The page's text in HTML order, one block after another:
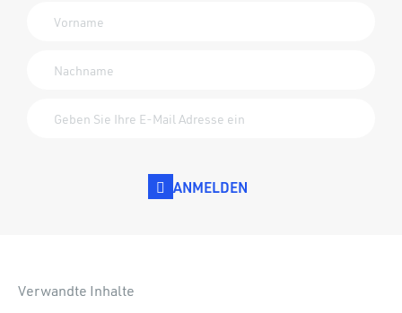
ANMELDEN
Verwandte Inhalte